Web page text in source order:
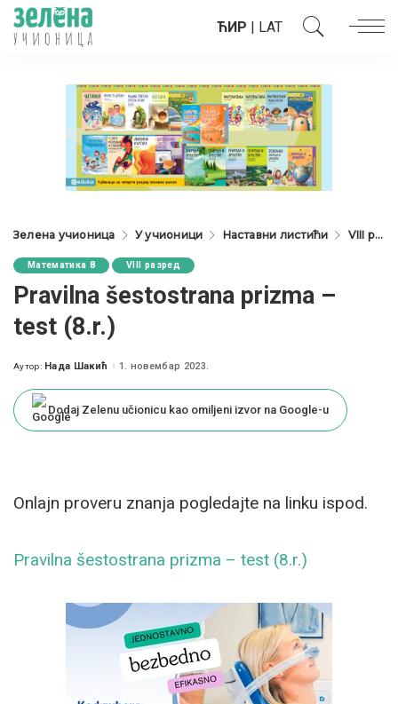
ЋИР | LAT
Зелена учионица У учионици Наставни листићи VIII разред
Математика 8 VIII разред
Pravilna šestostrana prizma –
test (8.r.)
Posted
Аутор: Нада Шакић 1. новембар 2023.
Dodaj Zelenu učionicu kao omiljeni izvor na Google-u
Onlajn proveru znanja pogledajte na linku ispod.
Pravilna šestostrana prizma – test (8.r.)